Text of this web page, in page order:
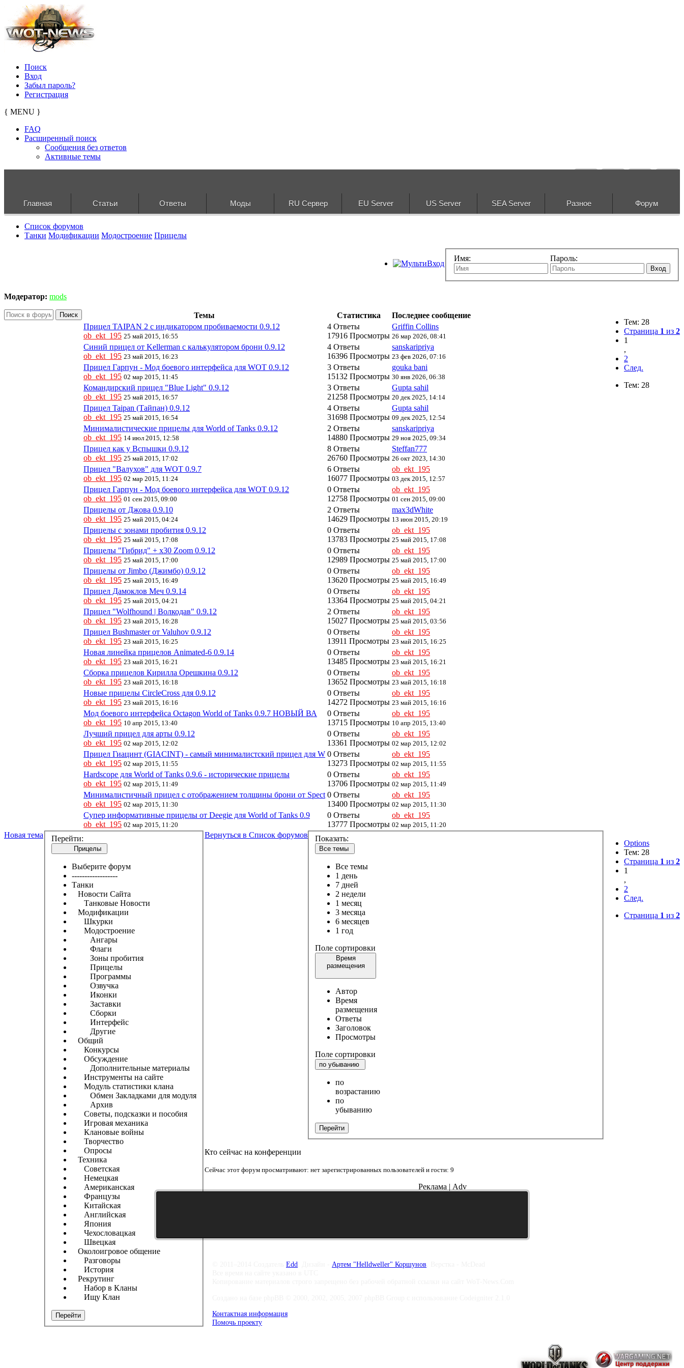
Поиск
Вход
Забыл пароль?
Регистрация
{ MENU }
FAQ
Расширенный поиск
Сообщения без ответов
Активные темы
Главная Статьи Ответы Моды RU Сервер EU Server US Server SEA Server Разное Форум
Список форумов
Танки Модификации Модостроение Прицелы
Имя: Пароль:
Вход
Модератор: mods
Поиск
Тем: 28
Страница 1 из 2
1
,
2
След.
Тем: 28
Темы Статистика
Последнее сообщение
Прицел TAIPAN 2 с индикатором пробиваемости 0.9.12
ob_ekt_195 25 май 2015, 16:55
4 Ответы
17916 Просмотры
Griffin Collins
26 мар 2026, 08:41
Синий прицел от Kellerman с калькулятором брони 0.9.12
ob_ekt_195 23 май 2015, 16:23
4 Ответы
16396 Просмотры
sanskaripriya
23 фев 2026, 07:16
Прицел Гарпун - Мод боевого интерфейса для WOT 0.9.12
ob_ekt_195 02 мар 2015, 11:45
3 Ответы
15132 Просмотры
gouka bani
30 янв 2026, 06:38
Командирский прицел "Blue Light" 0.9.12
ob_ekt_195 25 май 2015, 16:57
3 Ответы
21258 Просмотры
Gupta sahil
20 дек 2025, 14:14
Прицел Taipan (Тайпан) 0.9.12
ob_ekt_195 25 май 2015, 16:54
4 Ответы
31698 Просмотры
Gupta sahil
09 дек 2025, 12:54
Минималистические прицелы для World of Tanks 0.9.12
ob_ekt_195 14 июл 2015, 12:58
2 Ответы
14880 Просмотры
sanskaripriya
29 ноя 2025, 09:34
Прицел как у Вспышки 0.9.12
ob_ekt_195 25 май 2015, 17:02
8 Ответы
26760 Просмотры
Steffan777
26 окт 2023, 14:30
Прицел "Валухов" для WOT 0.9.7
ob_ekt_195 02 мар 2015, 11:24
6 Ответы
16077 Просмотры
ob_ekt_195
03 дек 2015, 12:57
Прицел Гарпун - Мод боевого интерфейса для WOT 0.9.12
ob_ekt_195 01 сен 2015, 09:00
0 Ответы
12758 Просмотры
ob_ekt_195
01 сен 2015, 09:00
Прицелы от Джова 0.9.10
ob_ekt_195 25 май 2015, 04:24
2 Ответы
14629 Просмотры
max3dWhite
13 июн 2015, 20:19
Прицелы с зонами пробития 0.9.12
ob_ekt_195 25 май 2015, 17:08
0 Ответы
13783 Просмотры
ob_ekt_195
25 май 2015, 17:08
Прицелы "Гибрид" + x30 Zoom 0.9.12
ob_ekt_195 25 май 2015, 17:00
0 Ответы
12989 Просмотры
ob_ekt_195
25 май 2015, 17:00
Прицелы от Jimbo (Джимбо) 0.9.12
ob_ekt_195 25 май 2015, 16:49
0 Ответы
13620 Просмотры
ob_ekt_195
25 май 2015, 16:49
Прицел Дамоклов Меч 0.9.14
ob_ekt_195 25 май 2015, 04:21
0 Ответы
13364 Просмотры
ob_ekt_195
25 май 2015, 04:21
Прицел "Wolfhound | Волкодав" 0.9.12
ob_ekt_195 23 май 2015, 16:28
2 Ответы
15027 Просмотры
ob_ekt_195
25 май 2015, 03:56
Прицел Bushmaster от Valuhov 0.9.12
ob_ekt_195 23 май 2015, 16:25
0 Ответы
13911 Просмотры
ob_ekt_195
23 май 2015, 16:25
Новая линейка прицелов Animated-6 0.9.14
ob_ekt_195 23 май 2015, 16:21
0 Ответы
13485 Просмотры
ob_ekt_195
23 май 2015, 16:21
Сборка прицелов Кирилла Орешкина 0.9.12
ob_ekt_195 23 май 2015, 16:18
0 Ответы
13652 Просмотры
ob_ekt_195
23 май 2015, 16:18
Новые прицелы CircleCross для 0.9.12
ob_ekt_195 23 май 2015, 16:16
0 Ответы
14272 Просмотры
ob_ekt_195
23 май 2015, 16:16
Мод боевого интерфейса Octagon World of Tanks 0.9.7 НОВЫЙ ВА
ob_ekt_195 10 апр 2015, 13:40
0 Ответы
13715 Просмотры
ob_ekt_195
10 апр 2015, 13:40
Лучший прицел для арты 0.9.12
ob_ekt_195 02 мар 2015, 12:02
0 Ответы
13361 Просмотры
ob_ekt_195
02 мар 2015, 12:02
Прицел Гиацинт (GIACINT) - самый минималистский прицел для W
ob_ekt_195 02 мар 2015, 11:55
0 Ответы
13273 Просмотры
ob_ekt_195
02 мар 2015, 11:55
Hardscope для World of Tanks 0.9.6 - исторические прицелы
ob_ekt_195 02 мар 2015, 11:49
0 Ответы
13706 Просмотры
ob_ekt_195
02 мар 2015, 11:49
Минималистичный прицел с отображением толщины брони от Spect
ob_ekt_195 02 мар 2015, 11:30
0 Ответы
13400 Просмотры
ob_ekt_195
02 мар 2015, 11:30
Супер информативные прицелы от Deegie для World of Tanks 0.9
ob_ekt_195 02 мар 2015, 11:20
0 Ответы
13777 Просмотры
ob_ekt_195
02 мар 2015, 11:20
Новая тема
Options
Тем: 28
Страница 1 из 2
1
,
2
След.
Страница 1 из 2
Перейти:
Прицелы
Выберите форум
------------------
Танки
Новости Сайта
Танковые Новости
Модификации
Шкурки
Модостроение
Ангары
Флаги
Зоны пробития
Прицелы
Программы
Озвучка
Иконки
Заставки
Сборки
Интерфейс
Другие
Общий
Конкурсы
Обсуждение
Дополнительные материалы
Инструменты на сайте
Модуль статистики клана
Обмен Закладками для модуля
Архив
Советы, подсказки и пособия
Игровая механика
Клановые войны
Творчество
Опросы
Техника
Советская
Немецкая
Американская
Французы
Китайская
Английская
Япония
Чехословацкая
Швецкая
Околоигровое общение
Разговоры
История
Рекрутинг
Набор в Кланы
Ищу Клан
Перейти
Вернуться в Список форумов Показать:
Все темы
Все темы
1 день
7 дней
2 недели
1 месяц
3 месяца
6 месяцев
1 год
Поле сортировки
Время
размещения
Автор
Время
размещения
Ответы
Заголовок
Просмотры
Поле сортировки
по убыванию
по
возрастанию
по
убыванию
Перейти
Кто сейчас на конференции
Сейчас этот форум просматривают: нет зарегистрированных пользователей и гости: 9
Реклама | Adv
Edd Артем "Helldweller" Коршунов
Контактная информация
Помочь проекту